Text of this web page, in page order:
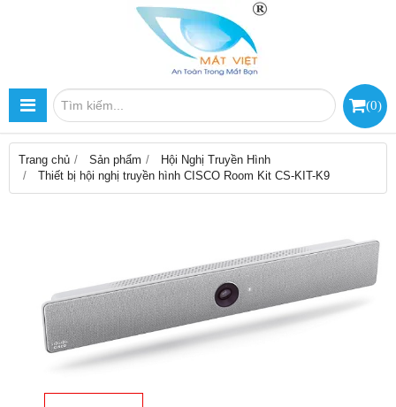
(0)
Trang chủ Sản phẩm
Hội Nghị Truyền Hình
Thiết bị hội nghị truyền hình CISCO Room Kit CS-KIT-K9